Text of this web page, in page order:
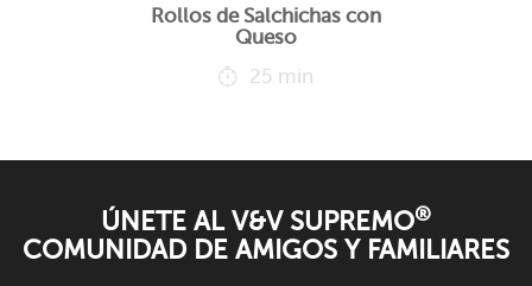
Rollos de Salchichas con
Queso
25 min
ÚNETE AL V&V SUPREMO®
COMUNIDAD DE AMIGOS Y FAMILIARES